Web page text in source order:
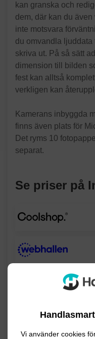
Vi använder cookies
kan granska och
dem, där kan du
inte motsvara
du omvandla
skriva ut. På så sätt
dimension till bilden
fest kan alltså
verkligen kan
Kamerans inbyggda
finns även plats för
Det ryms 10
separat.
Se priser på